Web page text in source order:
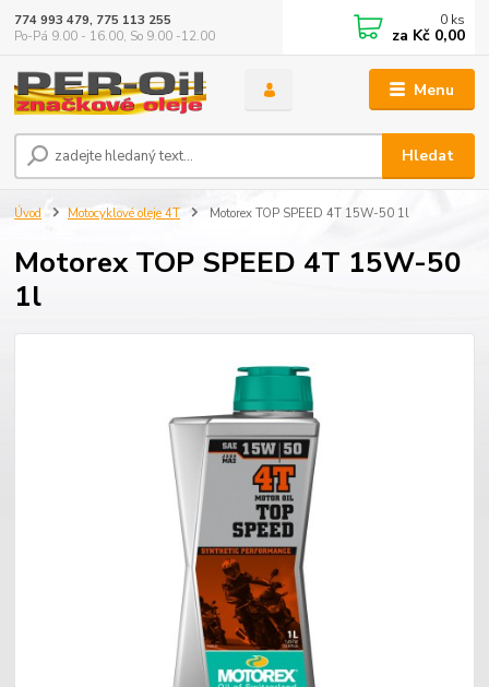
Menu
Hledat
774 993 479, 775 113 255
Po-Pá 9.00 - 16.00, So 9.00 -12.00
0 ks
za Kč 0,00
Úvod Motocyklové oleje 4T Motorex TOP SPEED 4T 15W-50 1l
Motorex TOP SPEED 4T 15W-50
1l